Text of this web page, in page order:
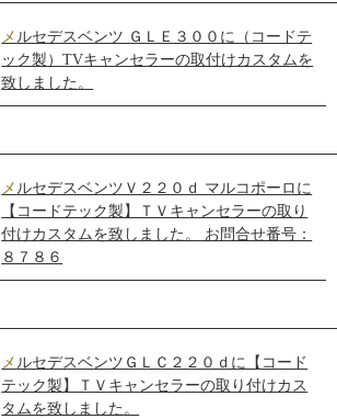
メルセデスベンツ ＧＬＥ３００に（コードテ
ック製）TVキャンセラーの取付けカスタムを
致しました。
メルセデスベンツＶ２２０ｄ マルコポーロに
【コードテック製】ＴＶキャンセラーの取り
付けカスタムを致しました。 お問合せ番号：
８７８６
メルセデスベンツＧＬＣ２２０ｄに【コード
テック製】ＴＶキャンセラーの取り付けカス
タムを致しました。